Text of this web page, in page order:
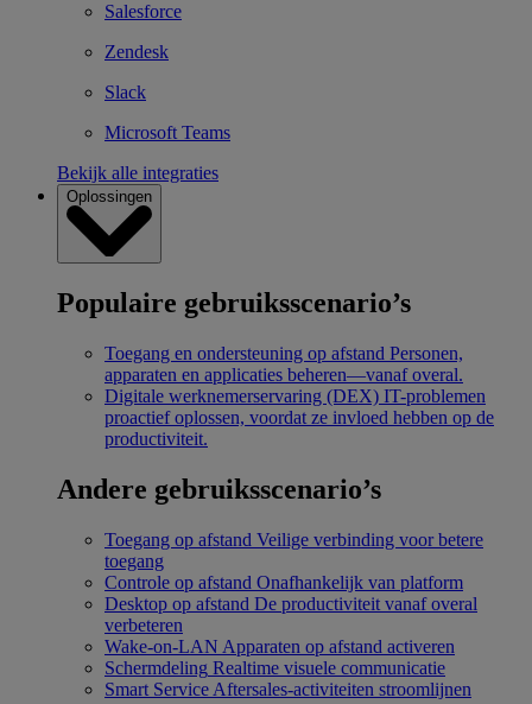
Salesforce
Zendesk
Slack
Microsoft Teams
Bekijk alle integraties
Oplossingen
Populaire gebruiksscenario’s
Toegang en ondersteuning op afstand Personen,
apparaten en applicaties beheren—vanaf overal.
Digitale werknemerservaring (DEX) IT-problemen
proactief oplossen, voordat ze invloed hebben op de
productiviteit.
Andere gebruiksscenario’s
Toegang op afstand Veilige verbinding voor betere
toegang
Controle op afstand Onafhankelijk van platform
Desktop op afstand De productiviteit vanaf overal
verbeteren
Wake-on-LAN Apparaten op afstand activeren
Schermdeling Realtime visuele communicatie
Smart Service Aftersales-activiteiten stroomlijnen